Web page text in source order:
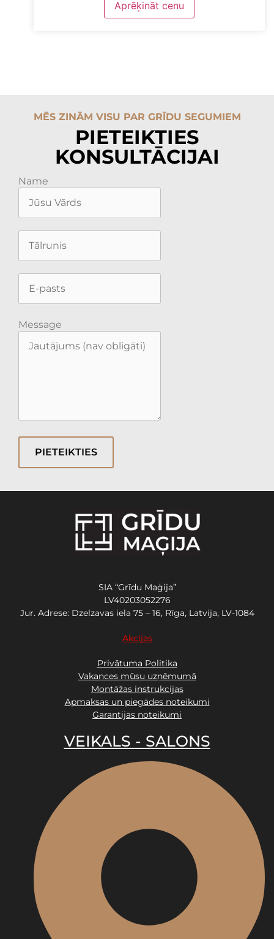
Aprēķināt cenu
MĒS ZINĀM VISU PAR GRĪDU SEGUMIEM
PIETEIKTIES
KONSULTĀCIJAI
Name
Message
PIETEIKTIES
SIA “Grīdu Maģija”
LV40203052276
Jur. Adrese: Dzelzavas iela 75 – 16, Rīga, Latvija, LV-1084
Akcijas
Privātuma Politika
Vakances mūsu uzņēmumā
Montāžas instrukcijas
Apmaksas un piegādes noteikumi
Garantijas noteikumi
VEIKALS - SALONS